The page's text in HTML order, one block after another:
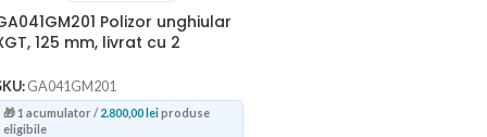
Polizor unghiular
125 mm, livrat cu 2
GA041GM201
🎁 1 acumulator / 2.800,00leiproduse
eligibile